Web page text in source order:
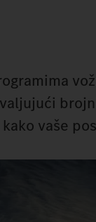
vaše